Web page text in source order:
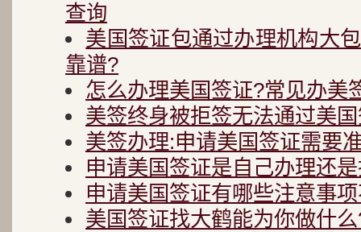
查询
美国签证包通过办理机构大
靠谱?
怎么办理美国签证?常见办美
美签终身被拒签无法通过美
美签办理:申请美国签证需要
申请美国签证是自己办理还
申请美国签证有哪些注意事
美国签证找大鹤能为你做什